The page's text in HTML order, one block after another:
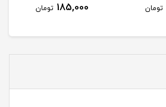
تومان 185,000 تومان